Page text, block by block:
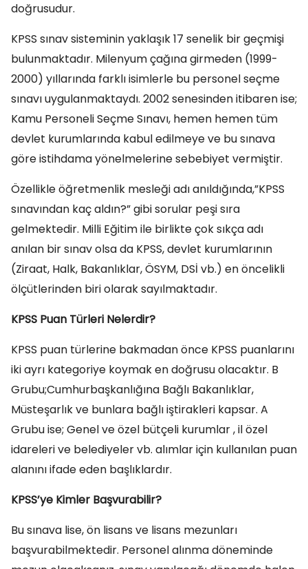
doğrusudur.
KPSS sınav sisteminin yaklaşık 17 senelik bir geçmişi
bulunmaktadır. Milenyum çağına girmeden (1999-
2000) yıllarında farklı isimlerle bu personel seçme
sınavı uygulanmaktaydı. 2002 senesinden itibaren ise;
Kamu Personeli Seçme Sınavı, hemen hemen tüm
devlet kurumlarında kabul edilmeye ve bu sınava
göre istihdama yönelmelerine sebebiyet vermiştir.
Özellikle öğretmenlik mesleği adı anıldığında,”KPSS
sınavından kaç aldın?” gibi sorular peşi sıra
gelmektedir. Milli Eğitim ile birlikte çok sıkça adı
anılan bir sınav olsa da KPSS, devlet kurumlarının
(Ziraat, Halk, Bakanlıklar, ÖSYM, DSİ vb.) en öncelikli
ölçütlerinden biri olarak sayılmaktadır.
KPSS Puan Türleri Nelerdir?
KPSS puan türlerine bakmadan önce KPSS puanlarını
iki ayrı kategoriye koymak en doğrusu olacaktır. B
Grubu;Cumhurbaşkanlığına Bağlı Bakanlıklar,
Müsteşarlık ve bunlara bağlı iştirakleri kapsar. A
Grubu ise; Genel ve özel bütçeli kurumlar , il özel
idareleri ve belediyeler vb. alımlar için kullanılan puan
alanını ifade eden başlıklardır.
KPSS’ye Kimler Başvurabilir?
Bu sınava lise, ön lisans ve lisans mezunları
başvurabilmektedir. Personel alınma döneminde